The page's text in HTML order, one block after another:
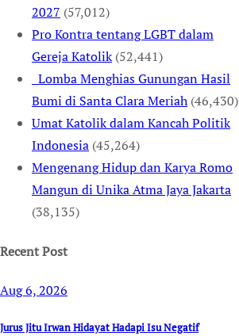
2027 (57,012)
Pro Kontra tentang LGBT dalam
Gereja Katolik (52,441)
Lomba Menghias Gunungan Hasil
Bumi di Santa Clara Meriah (46,430)
Umat Katolik dalam Kancah Politik
Indonesia (45,264)
Mengenang Hidup dan Karya Romo
Mangun di Unika Atma Jaya Jakarta
(38,135)
Recent Post
Aug 6, 2026
Jurus Jitu Irwan Hidayat Hadapi Isu Negatif